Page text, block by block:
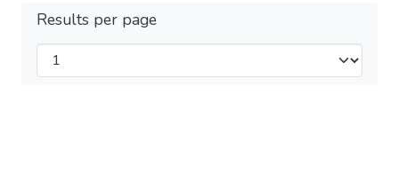
Results per page